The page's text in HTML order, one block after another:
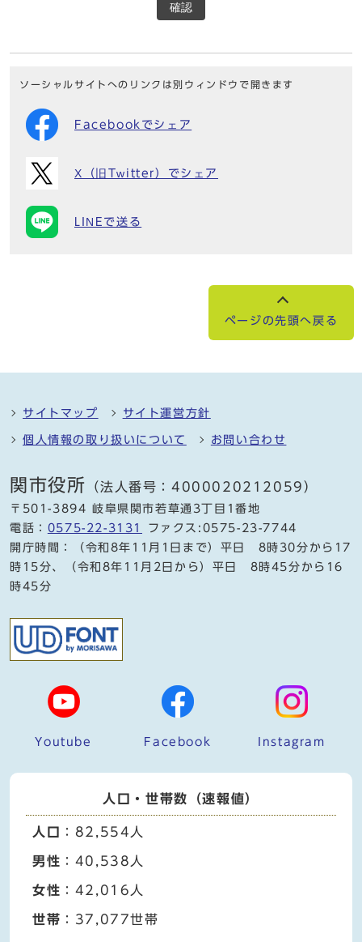
確認
ソーシャルサイトへのリンクは別ウィンドウで開きます
Facebookでシェア
X（旧Twitter）でシェア
LINEで送る
ページの先頭へ戻る
サイトマップ サイト運営方針
個人情報の取り扱いについて お問い合わせ
関市役所 （法人番号：4000020212059）
〒501-3894 岐阜県関市若草通3丁目1番地
電話： 0575-22-3131
ファクス:0575-23-7744
開庁時間：（令和8年11月1日まで）平日 8時30分から17
時15分、（令和8年11月2日から）平日 8時45分から16
時45分
Youtube Facebook Instagram
人口・世帯数（速報値）
人口 ：82,554人
男性 ：40,538人
女性 ：42,016人
世帯 ：37,077世帯